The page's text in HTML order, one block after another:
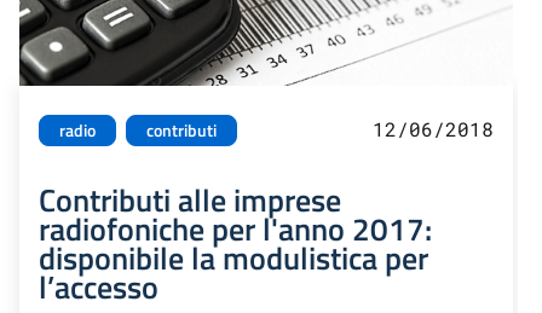
radio contributi 12/06/2018
Contributi alle imprese
radiofoniche per l'anno 2017:
disponibile la modulistica per
l’accesso